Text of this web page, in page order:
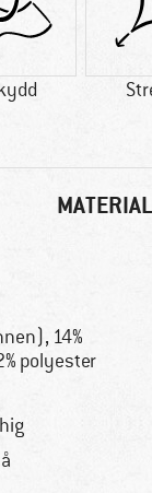
14%
polyester